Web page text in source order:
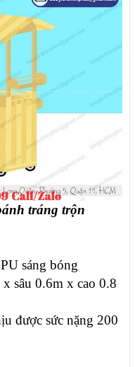
tráng trộn
sáng bóng
sâu 0.6m x cao 0.8
được sức nặng 200